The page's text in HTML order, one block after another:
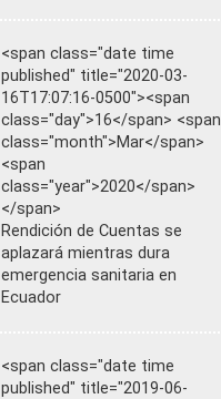
<span class="date time
published" title="2020-03-
16T17:07:16-0500"><span
class="day">16</span> <span
class="month">Mar</span>
<span
class="year">2020</span>
</span>
Rendición de Cuentas se
aplazará mientras dura
emergencia sanitaria en
Ecuador
<span class="date time
published" title="2019-06-